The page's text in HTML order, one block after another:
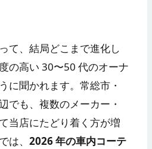
て、結局どこまで進化し
高い 30〜50 代のオーナ
に聞かれます。常総市・
でも、複数のメーカー・
当店にたどり着く方が増
は、2026 年の車内コーテ